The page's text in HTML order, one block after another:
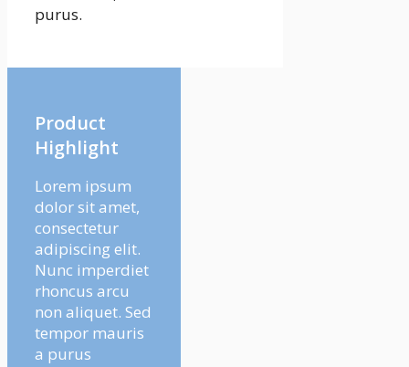
purus.
Product
Highlight
Lorem ipsum
dolor sit amet,
consectetur
adipiscing elit.
Nunc imperdiet
rhoncus arcu
non aliquet. Sed
tempor mauris
a purus